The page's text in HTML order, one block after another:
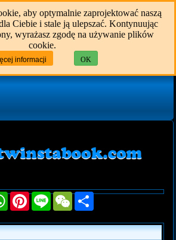
aby optymalnie zaprojektować naszą
Ciebie i stale ją ulepszać. Kontynuując
wyrażasz zgodę na używanie plików
cookie.
informacji OK
WhatsAppPinterest
Line WeChatShare